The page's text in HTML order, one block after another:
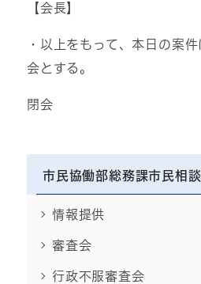
【会長】
・以上をもって、本日の案
会とする。
閉会
市民協働部総務課市民相
情報提供
審査会
行政不服審査会